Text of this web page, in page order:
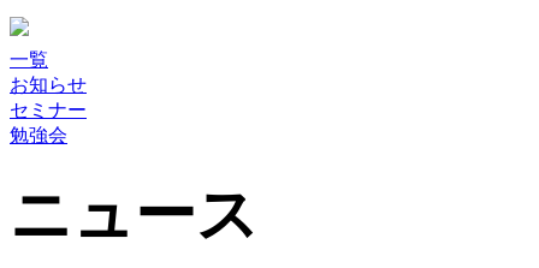
一覧
お知らせ
セミナー
勉強会
ニュース